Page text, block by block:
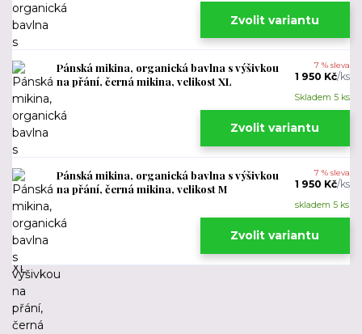
Zvolit variantu
Pánská mikina, organická bavlna s výšivkou
na přání, černá mikina, velikost XL
7 % sleva
1 950 Kč/ks
Skladem 5 ks
Zvolit variantu
Pánská mikina, organická bavlna s výšivkou
na přání, černá mikina, velikost M
7 % sleva
1 950 Kč/ks
skladem 5 ks
Zvolit variantu